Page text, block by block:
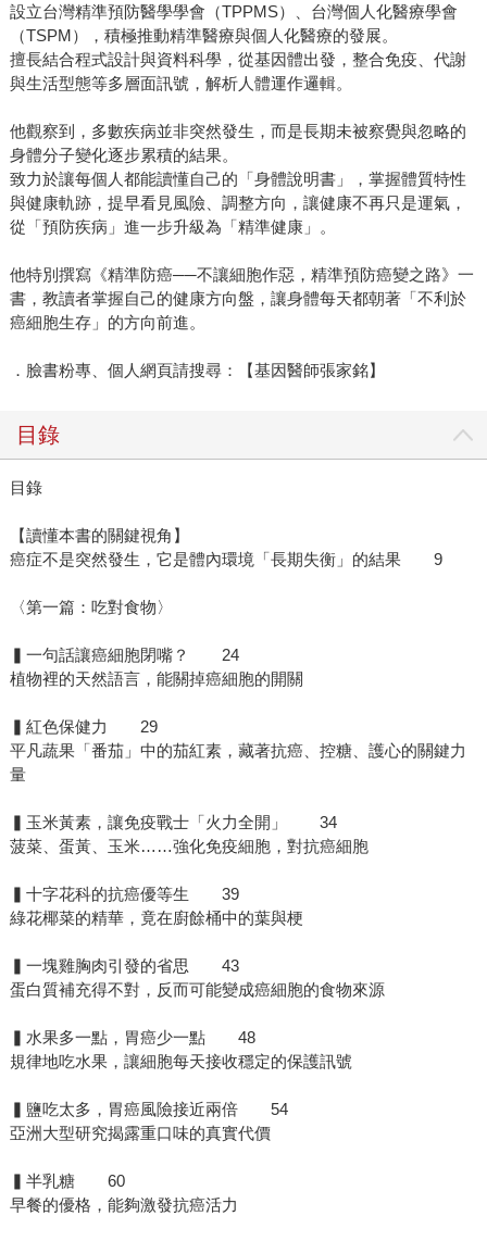
設立台灣精準預防醫學學會（TPPMS）、台灣個人化醫療學會
（TSPM），積極推動精準醫療與個人化醫療的發展。
擅長結合程式設計與資料科學，從基因體出發，整合免疫、代謝
與生活型態等多層面訊號，解析人體運作邏輯。
他觀察到，多數疾病並非突然發生，而是長期未被察覺與忽略的
身體分子變化逐步累積的結果。
致力於讓每個人都能讀懂自己的「身體說明書」，掌握體質特性
與健康軌跡，提早看見風險、調整方向，讓健康不再只是運氣，
從「預防疾病」進一步升級為「精準健康」。
他特別撰寫《精準防癌──不讓細胞作惡，精準預防癌變之路》一
書，教讀者掌握自己的健康方向盤，讓身體每天都朝著「不利於
癌細胞生存」的方向前進。
．臉書粉專、個人網頁請搜尋：【基因醫師張家銘】
目錄
目錄
【讀懂本書的關鍵視角】
癌症不是突然發生，它是體內環境「長期失衡」的結果 9
〈第一篇：吃對食物〉
▍一句話讓癌細胞閉嘴？ 24
植物裡的天然語言，能關掉癌細胞的開關
▍紅色保健力 29
平凡蔬果「番茄」中的茄紅素，藏著抗癌、控糖、護心的關鍵力
量
▍玉米黃素，讓免疫戰士「火力全開」 34
菠菜、蛋黃、玉米……強化免疫細胞，對抗癌細胞
▍十字花科的抗癌優等生 39
綠花椰菜的精華，竟在廚餘桶中的葉與梗
▍一塊雞胸肉引發的省思 43
蛋白質補充得不對，反而可能變成癌細胞的食物來源
▍水果多一點，胃癌少一點 48
規律地吃水果，讓細胞每天接收穩定的保護訊號
▍鹽吃太多，胃癌風險接近兩倍 54
亞洲大型研究揭露重口味的真實代價
▍半乳糖 60
早餐的優格，能夠激發抗癌活力